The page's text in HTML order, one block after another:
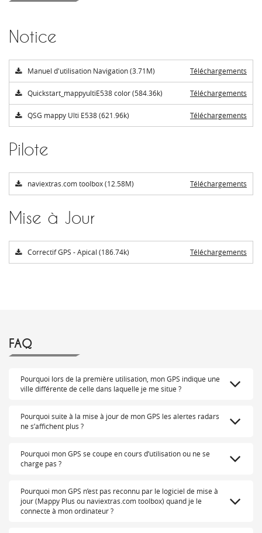
Notice
Manuel d'utilisation Navigation (3.71M) Téléchargements
Quickstart_mappyultiE538 color (584.36k) Téléchargements
QSG mappy Ulti E538 (621.96k) Téléchargements
Pilote
naviextras.com toolbox (12.58M) Téléchargements
Mise à Jour
Correctif GPS - Apical (186.74k) Téléchargements
FAQ
Pourquoi lors de la première utilisation, mon GPS indique une
ville différente de celle dans laquelle je me situe ?
Pourquoi suite à la mise à jour de mon GPS les alertes radars
ne s’affichent plus ?
Pourquoi mon GPS se coupe en cours d’utilisation ou ne se
charge pas ?
Pourquoi mon GPS n’est pas reconnu par le logiciel de mise à
jour (Mappy Plus ou naviextras.com toolbox) quand je le
connecte à mon ordinateur ?